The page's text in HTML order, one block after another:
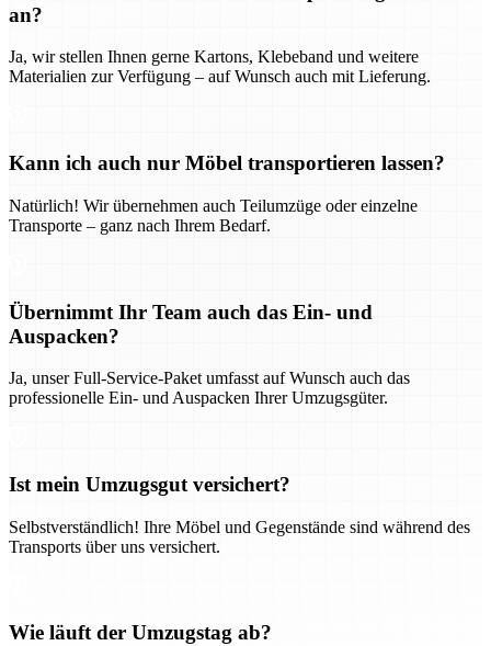
an?
Ja, wir stellen Ihnen gerne Kartons, Klebeband und weitere
Materialien zur Verfügung – auf Wunsch auch mit Lieferung.
Kann ich auch nur Möbel transportieren lassen?
Natürlich! Wir übernehmen auch Teilumzüge oder einzelne
Transporte – ganz nach Ihrem Bedarf.
Übernimmt Ihr Team auch das Ein- und
Auspacken?
Ja, unser Full-Service-Paket umfasst auf Wunsch auch das
professionelle Ein- und Auspacken Ihrer Umzugsgüter.
Ist mein Umzugsgut versichert?
Selbstverständlich! Ihre Möbel und Gegenstände sind während des
Transports über uns versichert.
Wie läuft der Umzugstag ab?